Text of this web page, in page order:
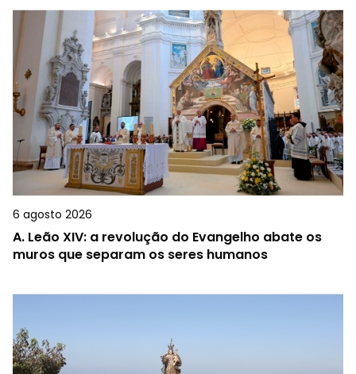
6 agosto 2026
A. Leão XIV: a revolução do Evangelho abate os
muros que separam os seres humanos